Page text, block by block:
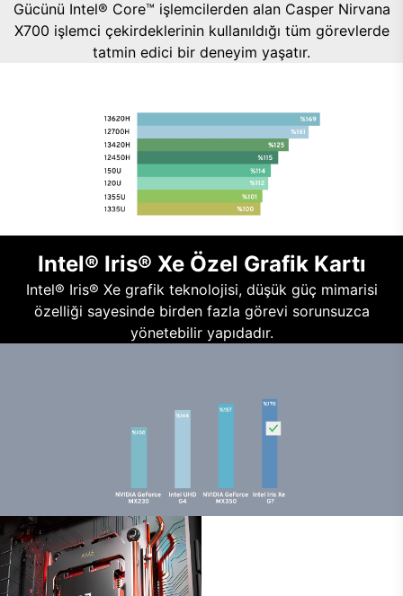
Gücünü Intel® Core™ işlemcilerden alan Casper Nirvana
X700 işlemci çekirdeklerinin kullanıldığı tüm görevlerde
tatmin edici bir deneyim yaşatır.
Intel® Iris® Xe Özel Grafik Kartı
Intel® Iris® Xe grafik teknolojisi, düşük güç mimarisi
özelliği sayesinde birden fazla görevi sorunsuzca
yönetebilir yapıdadır.